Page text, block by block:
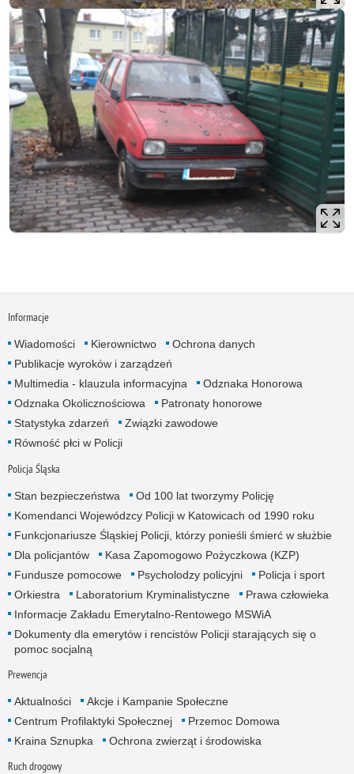
Informacje
Wiadomości Kierownictwo
Ochrona danych
Publikacje wyroków i zarządzeń
Multimedia - klauzula informacyjna
Odznaka Honorowa
Odznaka Okolicznościowa
Patronaty honorowe
Statystyka zdarzeń
Związki zawodowe
Równość płci w Policji
Policja Śląska
Stan bezpieczeństwa
Od 100 lat tworzymy Policję
Komendanci Wojewódzcy Policji w Katowicach od 1990 roku
Funkcjonariusze Śląskiej Policji, którzy ponieśli śmierć w służbie
Dla policjantów
Kasa Zapomogowo Pożyczkowa (KZP)
Fundusze pomocowe
Psycholodzy policyjni
Policja i sport
Orkiestra
Laboratorium Kryminalistyczne
Prawa człowieka
Informacje Zakładu Emerytalno-Rentowego MSWiA
Dokumenty dla emerytów i rencistów Policji starających się o
pomoc socjalną
Prewencja
Aktualności
Akcje i Kampanie Społeczne
Centrum Profilaktyki Społecznej
Przemoc Domowa
Kraina Sznupka
Ochrona zwierząt i środowiska
Ruch drogowy